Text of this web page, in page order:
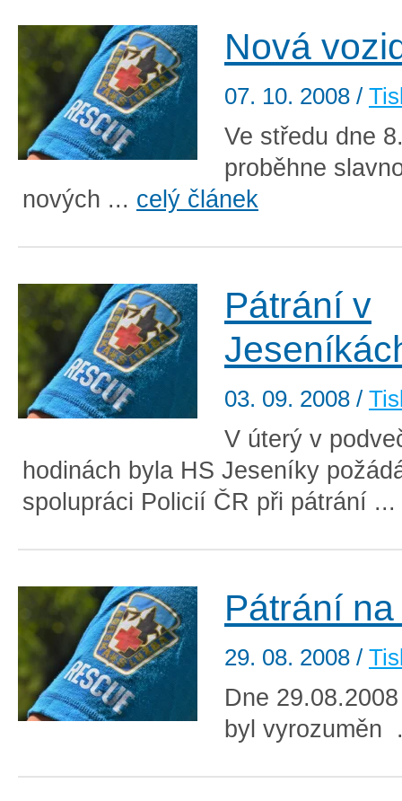
Nová
07. 10. 2008 /
Ve středu dne
proběhne
nových ... celý článek
Pátrání v
03. 09. 2008 /
V úterý v
hodinách byla HS Jeseníky
spolupráci Policií ČR při pátrání ...
Pátrání
29. 08. 2008 /
Dne
byl vyrozuměn